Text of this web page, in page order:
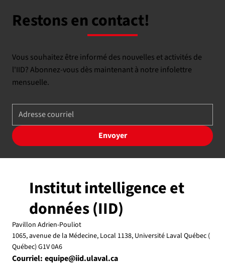
Restons en contact!
Vous souhaitez être informé des nouvelles et activités de
l'IID? Abonnez-vous dès maintenant à notre infolettre
mensuelle.
Envoyer
Institut intelligence et
données (IID)
Pavillon Adrien-Pouliot
1065, avenue de la Médecine, Local 1138, Université Laval Québec (
Québec) G1V 0A6
Courriel: equipe@iid.ulaval.ca